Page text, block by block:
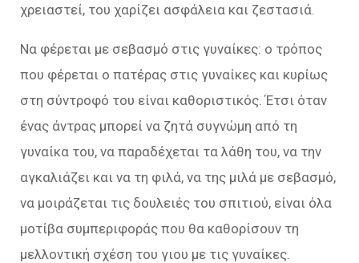
χρειαστεί, του χαρίζει ασφάλεια και ζεστασιά.
Να φέρεται με σεβασμό στις γυναίκες: ο τρόπος
που φέρεται ο πατέρας στις γυναίκες και κυρίως
στη σύντροφό του είναι καθοριστικός. Έτσι όταν
ένας άντρας μπορεί να ζητά συγνώμη από τη
γυναίκα του, να παραδέχεται τα λάθη του, να την
αγκαλιάζει και να τη φιλά, να της μιλά με σεβασμό,
να μοιράζεται τις δουλειές του σπιτιού, είναι όλα
μοτίβα συμπεριφοράς που θα καθορίσουν τη
μελλοντική σχέση του γιου με τις γυναίκες.